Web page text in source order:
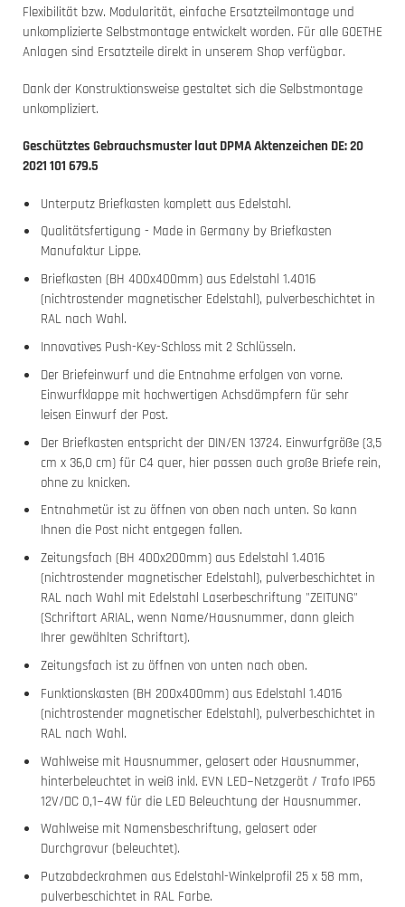
Flexibilität bzw. Modularität, einfache Ersatzteilmontage und
unkomplizierte Selbstmontage entwickelt worden. Für alle GOETHE
Anlagen sind Ersatzteile direkt in unserem Shop verfügbar.
Dank der Konstruktionsweise gestaltet sich die Selbstmontage
unkompliziert.
Geschütztes Gebrauchsmuster laut DPMA Aktenzeichen DE: 20
2021 101 679.5
Unterputz Briefkasten komplett aus Edelstahl.
Qualitätsfertigung - Made in Germany by Briefkasten
Manufaktur Lippe.
Briefkasten (BH 400x400mm) aus Edelstahl 1.4016
(nichtrostender magnetischer Edelstahl), pulverbeschichtet in
RAL nach Wahl.
Innovatives Push-Key-Schloss mit 2 Schlüsseln.
Der Briefeinwurf und die Entnahme erfolgen von vorne.
Einwurfklappe mit hochwertigen Achsdämpfern für sehr
leisen Einwurf der Post.
Der Briefkasten entspricht der DIN/EN 13724. Einwurfgröße (3,5
cm x 36,0 cm) für C4 quer, hier passen auch große Briefe rein,
ohne zu knicken.
Entnahmetür ist zu öffnen von oben nach unten. So kann
Ihnen die Post nicht entgegen fallen.
Zeitungsfach (BH 400x200mm) aus Edelstahl 1.4016
(nichtrostender magnetischer Edelstahl), pulverbeschichtet in
RAL nach Wahl mit Edelstahl Laserbeschriftung "ZEITUNG"
(Schriftart ARIAL, wenn Name/Hausnummer, dann gleich
Ihrer gewählten Schriftart).
Zeitungsfach ist zu öffnen von unten nach oben.
Funktionskasten (BH 200x400mm) aus Edelstahl 1.4016
(nichtrostender magnetischer Edelstahl), pulverbeschichtet in
RAL nach Wahl.
Wahlweise mit Hausnummer, gelasert oder Hausnummer,
hinterbeleuchtet in weiß inkl. EVN LED−Netzgerät / Trafo IP65
12V/DC 0,1−4W für die LED Beleuchtung der Hausnummer.
Wahlweise mit Namensbeschriftung, gelasert oder
Durchgravur (beleuchtet).
Putzabdeckrahmen aus Edelstahl-Winkelprofil 25 x 58 mm,
pulverbeschichtet in RAL Farbe.